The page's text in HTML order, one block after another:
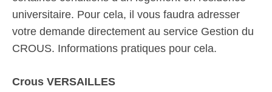
universitaire. Pour cela, il vous faudra adresser
votre demande directement au service Gestion du
CROUS. Informations pratiques pour cela.
Crous VERSAILLES